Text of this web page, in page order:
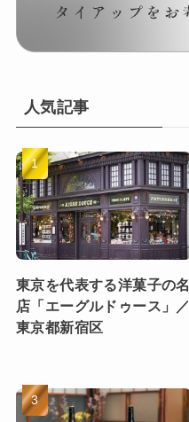
人気記事
東京を代表する洋菓子の名
店「エーグルドゥース」／
東京都新宿区